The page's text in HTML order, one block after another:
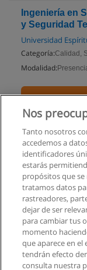
Ingeniería en
y Seguridad
Universidad
Categoría:Calidad,
Modalidad:
Impartido en:
Nos
Tanto nosotros
accedemos a
identificadores
estarás
propósitos que
tratamos datos
rastreadores,
dejar de ser
para cambiar tus
momento
que aparece en el
tendrán efecto
consulta nuestra